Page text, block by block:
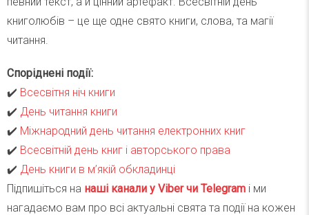
книголюбів – це ще одне свято книги, слова, та магії
читання.
Споріднені події:
✔️ Всесвітня ніч книги
✔️ День читання книги
✔️ Міжнародний день читання електронних книг
✔️ Всесвітній день книг і авторського права
✔️ День книги в м’якій обкладинці
Підпишіться на наші канали у Viber чи Telegram і ми
нагадаємо вам про всі актуальні свята та події на кожен